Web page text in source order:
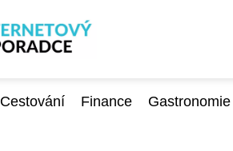
Cestování Finance Gastronomie